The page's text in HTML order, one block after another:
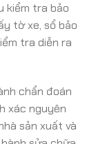
kiểm tra bảo
tờ xe, sổ bảo
tra diễn ra
chẩn đoán
xác nguyên
sản xuất và